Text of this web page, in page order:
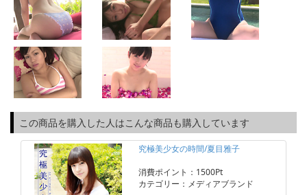
この商品を購入した人はこんな商品も購入しています
究極美少女の時間/夏目雅子
消費ポイント：1500Pt
カテゴリー：メディアブランド